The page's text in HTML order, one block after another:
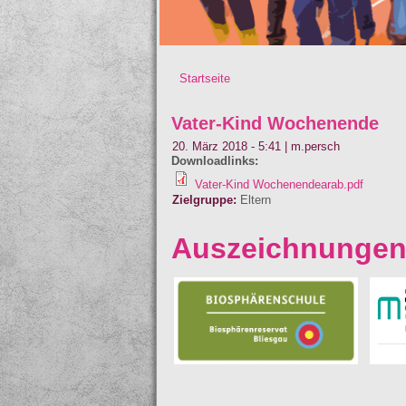
Startseite
Vater-Kind Wochenende
20. März 2018 - 5:41
m.persch
Downloadlinks:
Vater-Kind Wochenendearab.pdf
Zielgruppe: Eltern
Auszeichnungen